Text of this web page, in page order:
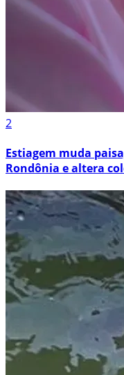
2
Estiagem muda
Rondônia e altera